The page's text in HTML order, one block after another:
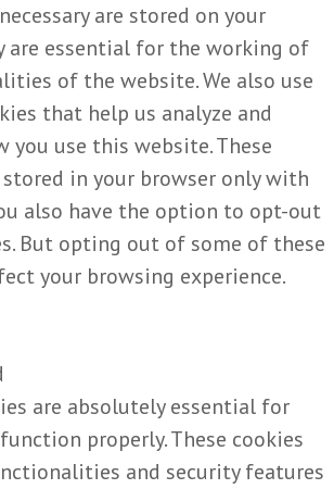
are stored on your
are essential for the working of
of the website. We also use
that help us analyze and
you use this website. These
in your browser only with
also have the option to opt-out
But opting out of some of these
your browsing experience.
are absolutely essential for
properly. These cookies
and security features